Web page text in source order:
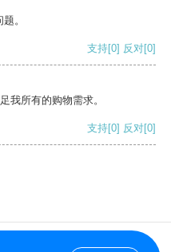
。
支持[0] 反对[0]
我所有的购物需求。
支持[0] 反对[0]